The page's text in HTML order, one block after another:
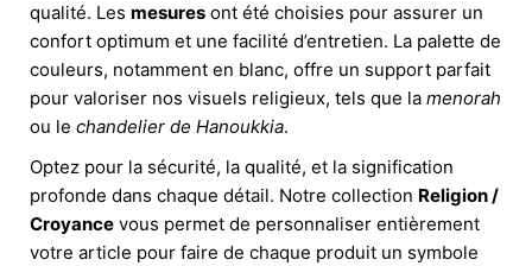
qualité. Les mesures ont été choisies pour assurer un
confort optimum et une facilité d’entretien. La palette de
couleurs, notamment en blanc, offre un support parfait
pour valoriser nos visuels religieux, tels que la menorah
ou le chandelier de Hanoukkia.
Optez pour la sécurité, la qualité, et la signification
profonde dans chaque détail. Notre collection Religion /
Croyance vous permet de personnaliser entièrement
votre article pour faire de chaque produit un symbole